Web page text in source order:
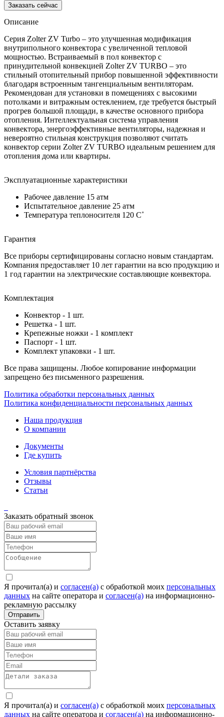
Заказать сейчас
Описание
Серия Zolter ZV Turbo – это улучшенная модификация
внутрипольного конвектора с увеличенной тепловой
мощностью. Встраиваемый в пол конвектор с
принудительной конвекцией Zolter ZV TURBO – это
стильный отопительный прибор повышенной эффективности
благодаря встроенным тангенциальным вентиляторам.
Рекомендован для установки в помещениях с высокими
потолками и витражным остеклением, где требуется быстрый
прогрев большой площади, в качестве основного прибора
отопления. Интеллектуальная система управления
конвектора, энергоэффективные вентиляторы, надежная и
невероятно стильная конструкция позволяют считать
конвектор серии Zolter ZV TURBO идеальным решением для
отопления дома или квартиры.
Эксплуатационные характеристики
Рабочее давление 15 атм
Испытательное давление 25 атм
Температура теплоносителя 120 C˚
Гарантия
Все приборы сертифицированы согласно новым стандартам.
Компания предоставляет 10 лет гарантии на всю продукцию и
1 год гарантии на электрические составляющие конвектора.
Комплектация
Конвектор - 1 шт.
Решетка - 1 шт.
Крепежные ножки - 1 комплект
Паспорт - 1 шт.
Комплект упаковки - 1 шт.
Все права защищены. Любое копирование информации
запрещено без письменного разрешения.
Политика обработки персональных данных
Политика конфиденциальности персональных данных
Наша продукция
О компании
Документы
Где купить
Условия партнёрства
Отзывы
Статьи
Заказать обратный звонок
Я прочитал(а) и согласен(а) c обработкой моих персональных
данных на сайте оператора и согласен(а) на информационно-
рекламную рассылку
Отправить
Оставить заявку
Я прочитал(а) и согласен(а) c обработкой моих персональных
данных на сайте оператора и согласен(а) на информационно-